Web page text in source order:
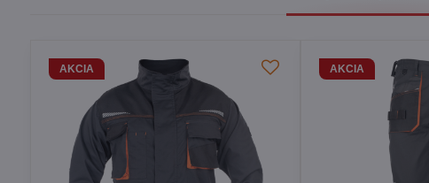
AKCIA AKCIA